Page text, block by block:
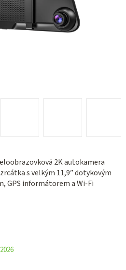
2K autokamera
s velkým 11,9” dotykovým
GPS informátorem a Wi-Fi